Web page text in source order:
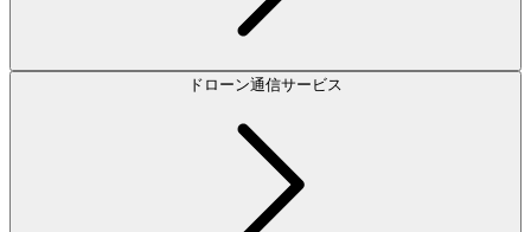
ドローン通信サービス